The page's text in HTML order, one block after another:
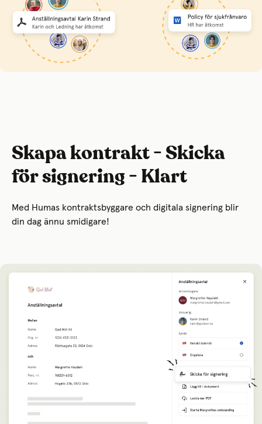
Skapa kontrakt - Skicka
för signering - Klart
Med Humas kontraktsbyggare och digitala signering blir
din dag ännu smidigare!